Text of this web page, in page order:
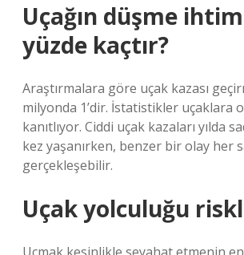
Uçağın düşme
yüzde kaçtır?
Araştırmalara göre uçak kazası
milyonda 1’dir. İstatistikler uçaklara
kanıtlıyor. Ciddi uçak kazaları yılda
kez yaşanırken, benzer bir olay her
gerçekleşebilir.
Uçak yolculuğu